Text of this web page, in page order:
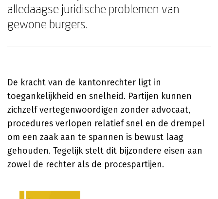
alledaagse juridische problemen van
gewone burgers.
De kracht van de kantonrechter ligt in
toegankelijkheid en snelheid. Partijen kunnen
zichzelf vertegenwoordigen zonder advocaat,
procedures verlopen relatief snel en de drempel
om een zaak aan te spannen is bewust laag
gehouden. Tegelijk stelt dit bijzondere eisen aan
zowel de rechter als de procespartijen.